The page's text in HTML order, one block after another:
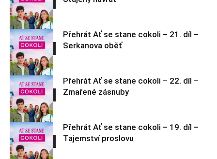
cokoli
Ať se stane
cokoli
Ať se stane
cokoli
Přehrát Ať se stane cokoli – 21. díl –
Serkanova oběť
Ať se stane
cokoli
Přehrát Ať se stane cokoli – 22. díl –
Zmařené zásnuby
Přehrát Ať se stane cokoli – 19. díl –
Tajemství proslovu